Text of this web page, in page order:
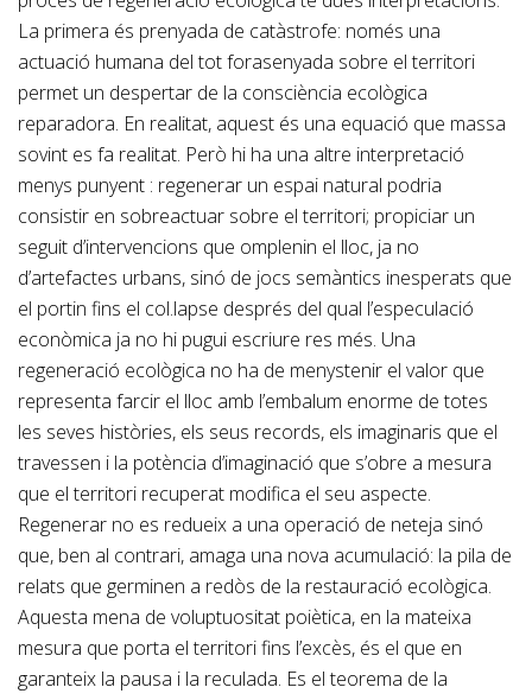
La primera és prenyada de catàstrofe: només una
actuació humana del tot forasenyada sobre el territori
permet un despertar de la consciència ecològica
reparadora. En realitat, aquest és una equació que massa
sovint es fa realitat. Però hi ha una altre interpretació
menys punyent : regenerar un espai natural podria
consistir en sobreactuar sobre el territori; propiciar un
seguit d’intervencions que omplenin el lloc, ja no
d’artefactes urbans, sinó de jocs semàntics inesperats que
el portin fins el col.lapse després del qual l’especulació
econòmica ja no hi pugui escriure res més. Una
regeneració ecològica no ha de menystenir el valor que
representa farcir el lloc amb l’embalum enorme de totes
les seves històries, els seus records, els imaginaris que el
travessen i la potència d’imaginació que s’obre a mesura
que el territori recuperat modifica el seu aspecte.
Regenerar no es redueix a una operació de neteja sinó
que, ben al contrari, amaga una nova acumulació: la pila de
relats que germinen a redòs de la restauració ecològica.
Aquesta mena de voluptuositat poiètica, en la mateixa
mesura que porta el territori fins l’excès, és el que en
garanteix la pausa i la reculada. Es el teorema de la